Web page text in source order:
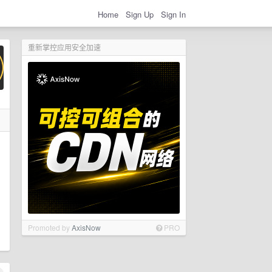
Home Sign Up Sign In
重新掌控应用安全加速
Promoted byAxisNow PRO